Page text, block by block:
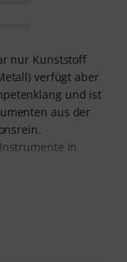
nur Kunststoff
verfügt aber
und ist
aus der
in